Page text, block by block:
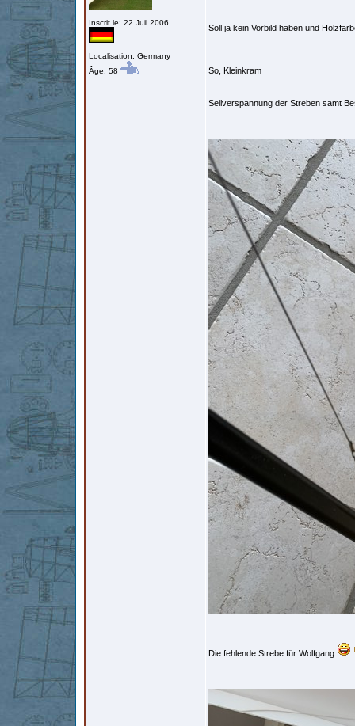
Inscrit le: 22 Juil 2006
Localisation: Germany
Âge: 58
Soll ja kein Vorbild haben und
So, Kleinkram
Seilverspannung der Streben samt
Die fehlende Strebe für Wolfgang